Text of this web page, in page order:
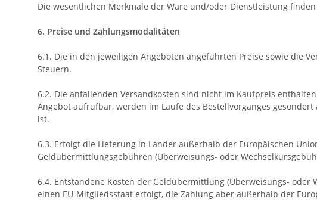
Die wesentlichen Merkmale der Ware und/oder Dienstleistung
6. Preise und Zahlungsmodalitäten
6.1. Die in den jeweiligen Angeboten angeführten Preise sowie die
Steuern.
6.2. Die anfallenden Versandkosten sind nicht im Kaufpreis
Angebot aufrufbar, werden im Laufe des Bestellvorganges
ist.
6.3. Erfolgt die Lieferung in Länder außerhalb der Europäischen
Geldübermittlungsgebühren (Überweisungs- oder
6.4. Entstandene Kosten der Geldübermittlung (Überweisungs- oder
einen EU-Mitgliedsstaat erfolgt, die Zahlung aber außerhalb der